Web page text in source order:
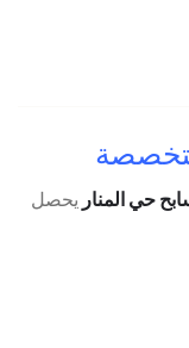
حي المنار يحصل